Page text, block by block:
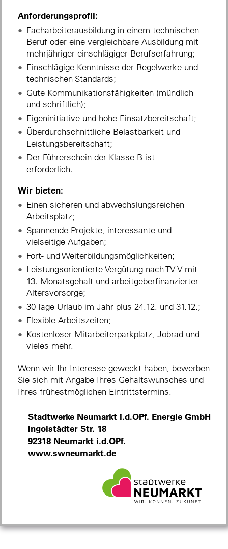
Anforderungsprofil:
Facharbeiterausbildung in einem technischen
Beruf oder eine vergleichbare Ausbildung mit
mehrjähriger einschlägiger Berufserfahrung;
Einschlägige Kenntnisse der Regelwerke und
technischen Standards;
Gute Kommunikationsfähigkeiten (mündlich
und schriftlich);
Eigeninitiative und hohe Einsatzbereitschaft;
Überdurchschnittliche Belastbarkeit und
Leistungsbereitschaft;
Der Führerschein der Klasse B ist
erforderlich.
Wir bieten:
Einen sicheren und abwechslungsreichen
Arbeitsplatz;
Spannende Projekte, interessante und
vielseitige Aufgaben;
Fort- und Weiterbildungsmöglichkeiten;
Leistungsorientierte Vergütung nach TV-V mit
13. Monatsgehalt und arbeitgeberfinanzierter
Altersvorsorge;
30 Tage Urlaub im Jahr plus 24.12. und 31.12.;
Flexible Arbeitszeiten;
Kostenloser Mitarbeiterparkplatz, Jobrad und
vieles mehr.
Wenn wir Ihr Interesse geweckt haben, bewerben
Sie sich mit Angabe Ihres Gehaltswunsches und
Ihres frühestmöglichen Eintrittstermins.
Stadtwerke Neumarkt i.d.OPf. Energie GmbH
Ingolstädter Str. 18
92318 Neumarkt i.d.OPf.
www.swneumarkt.de